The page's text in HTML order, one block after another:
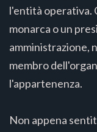
l'entità operativa.
monarca o un
amministrazione,
membro
l'appartenenza.
Non appena